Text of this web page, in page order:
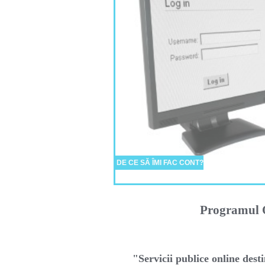
DE CE SĂ ÎMI FAC CONT?
Programul
"Servicii publice online